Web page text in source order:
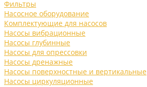
Фильтры
Насосное оборудование
Комплектующие для насосов
Насосы вибрационные
Насосы глубинные
Насосы для опрессовки
Насосы дренажные
Насосы поверхностные и вертикальные
Насосы циркуляционные